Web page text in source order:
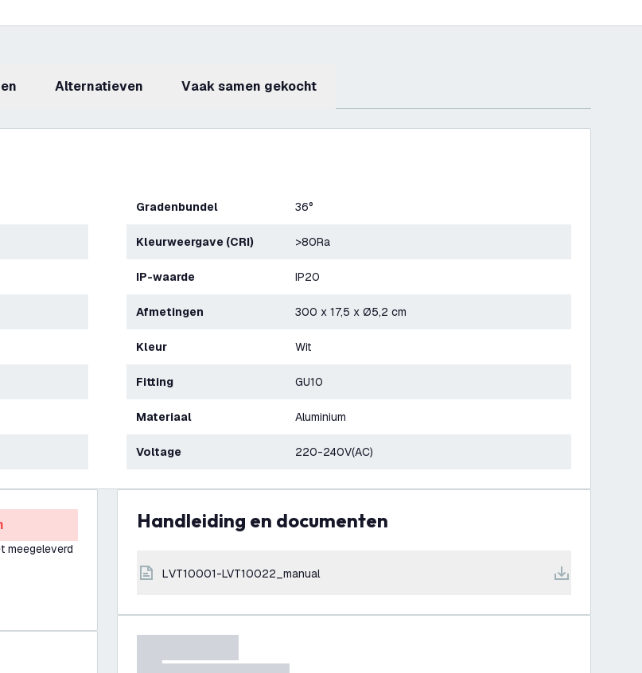
Alternatieven Vaak samen gekocht
Gradenbundel 36°
Kleurweergave (CRI) >80Ra
IP-waarde IP20
Afmetingen 300 x 17,5 x Ø5,2 cm
Kleur Wit
Fitting GU10
Materiaal Aluminium
Voltage 220-240V(AC)
meegeleverd
Handleiding en documenten
LVT10001-LVT10022_manual